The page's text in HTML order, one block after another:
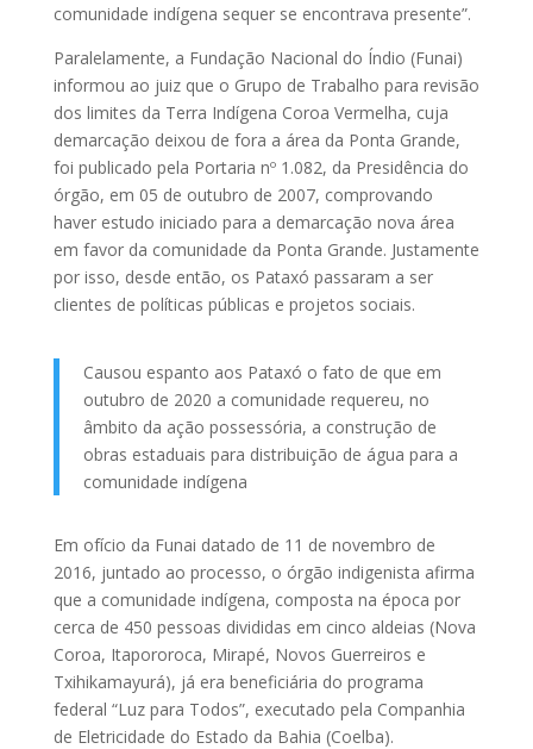
comunidade indígena sequer se encontrava presente”.
Paralelamente, a Fundação Nacional do Índio (Funai)
informou ao juiz que o Grupo de Trabalho para revisão
dos limites da Terra Indígena Coroa Vermelha, cuja
demarcação deixou de fora a área da Ponta Grande,
foi publicado pela Portaria nº 1.082, da Presidência do
órgão, em 05 de outubro de 2007, comprovando
haver estudo iniciado para a demarcação nova área
em favor da comunidade da Ponta Grande. Justamente
por isso, desde então, os Pataxó passaram a ser
clientes de políticas públicas e projetos sociais.
Causou espanto aos Pataxó o fato de que em
outubro de 2020 a comunidade requereu, no
âmbito da ação possessória, a construção de
obras estaduais para distribuição de água para a
comunidade indígena
Em ofício da Funai datado de 11 de novembro de
2016, juntado ao processo, o órgão indigenista afirma
que a comunidade indígena, composta na época por
cerca de 450 pessoas divididas em cinco aldeias (Nova
Coroa, Itapororoca, Mirapé, Novos Guerreiros e
Txihikamayurá), já era beneficiária do programa
federal “Luz para Todos”, executado pela Companhia
de Eletricidade do Estado da Bahia (Coelba).